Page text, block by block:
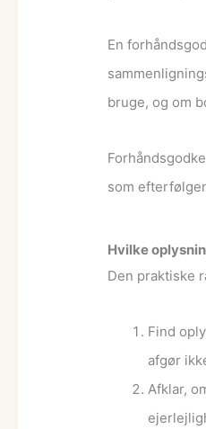
En
bruge, og om
som
Hvilke
Den praktiske
Find
afgør
Afklar,